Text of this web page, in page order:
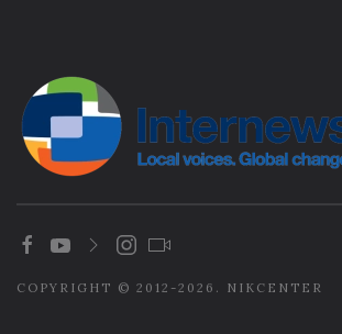
COPYRIGHT © 2012-2026. NIKCENTER